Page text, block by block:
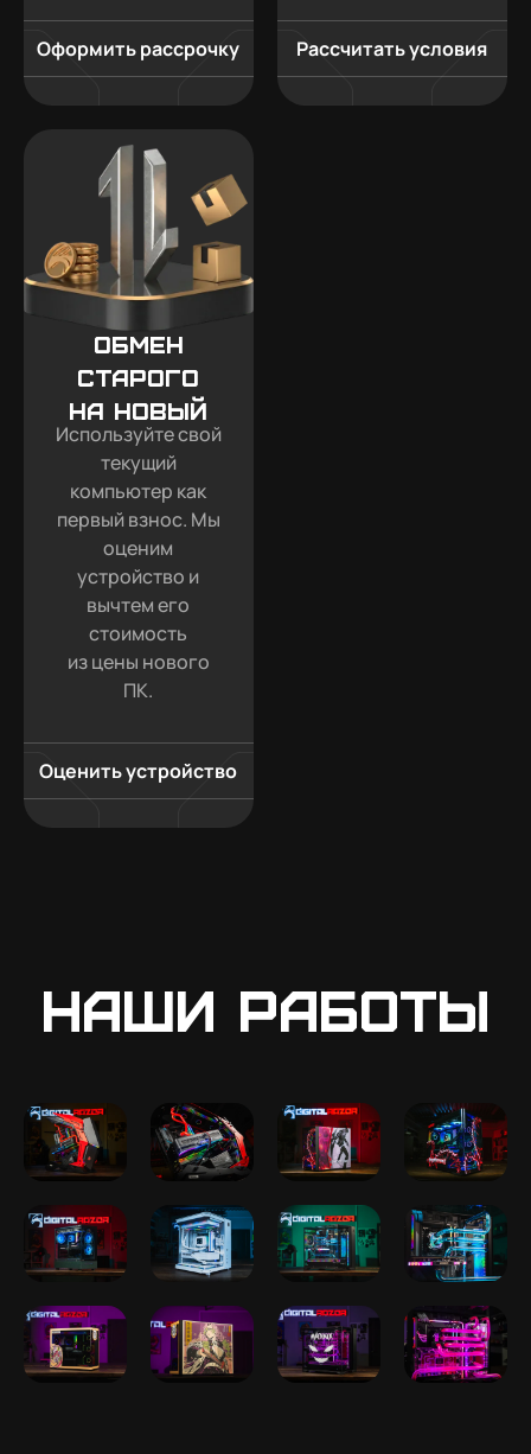
Оформить рассрочку Рассчитать условия
Обмен
старого
на новый
Используйте свой
текущий
компьютер как
первый взнос. Мы
оценим
устройство и
вычтем его
стоимость
из цены нового
ПК.
Оценить устройство
Наши работы